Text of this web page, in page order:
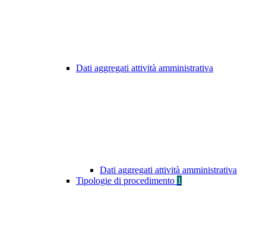
Dati aggregati attività amministrativa
Dati aggregati attività amministrativa
Tipologie di procedimento 1